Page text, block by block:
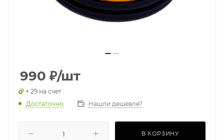
990 ₽/шт
+ 29 на счет
Достаточно
Нашли дешевле?
В КОРЗИНУ